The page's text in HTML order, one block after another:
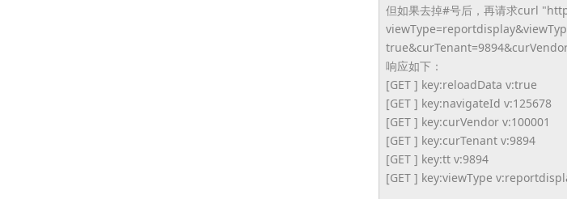
但如果去掉#号后，再请求curl
viewType=reportdisplay&
响应如下：
[GET ] key:reloadData v:true
[GET ] key:navigateId v:125678
[GET ] key:curVendor v:100001
[GET ] key:curTenant v:9894
[GET ] key:tt v:9894
[GET ] key:viewType